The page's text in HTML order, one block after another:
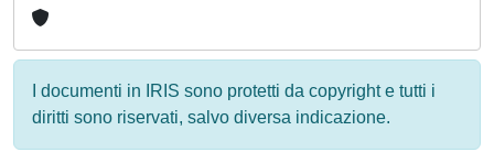
I documenti in IRIS sono protetti da copyright e tutti i
diritti sono riservati, salvo diversa indicazione.